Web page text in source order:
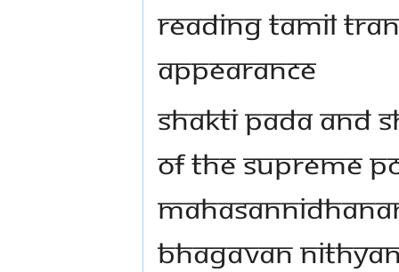
READING TAMIL
APPEARANCE
SHAKTI PADA AND
OF THE SUPREME
BHAGAVAN